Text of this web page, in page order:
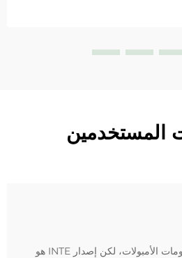
المستخدمين
لقد جربت العديد من سيرومات الأمبولات، لكن إصدار INTE هو